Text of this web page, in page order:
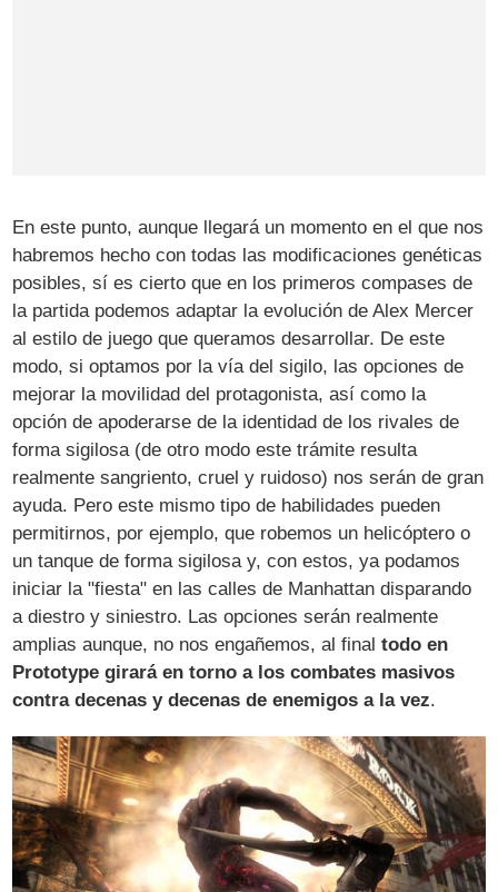
En este punto, aunque llegará un momento en el que nos
habremos hecho con todas las modificaciones genéticas
posibles, sí es cierto que en los primeros compases de
la partida podemos adaptar la evolución de Alex Mercer
al estilo de juego que queramos desarrollar. De este
modo, si optamos por la vía del sigilo, las opciones de
mejorar la movilidad del protagonista, así como la
opción de apoderarse de la identidad de los rivales de
forma sigilosa (de otro modo este trámite resulta
realmente sangriento, cruel y ruidoso) nos serán de gran
ayuda. Pero este mismo tipo de habilidades pueden
permitirnos, por ejemplo, que robemos un helicóptero o
un tanque de forma sigilosa y, con estos, ya podamos
iniciar la "fiesta" en las calles de Manhattan disparando
a diestro y siniestro. Las opciones serán realmente
amplias aunque, no nos engañemos, al finaltodo en
Prototype girará en torno a los combates masivos
contra decenas y decenas de enemigos a la vez.